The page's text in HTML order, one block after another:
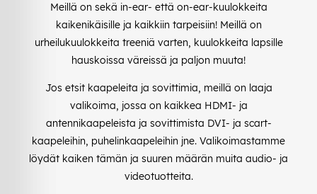
Meillä on sekä in-ear- että on-ear-kuulokkeita
kaikenikäisille ja kaikkiin tarpeisiin! Meillä on
urheilukuulokkeita treeniä varten, kuulokkeita lapsille
hauskoissa väreissä ja paljon muuta!
Jos etsit kaapeleita ja sovittimia, meillä on laaja
valikoima, jossa on kaikkea HDMI- ja
antennikaapeleista ja sovittimista DVI- ja scart-
kaapeleihin, puhelinkaapeleihin jne. Valikoimastamme
löydät kaiken tämän ja suuren määrän muita audio- ja
videotuotteita.